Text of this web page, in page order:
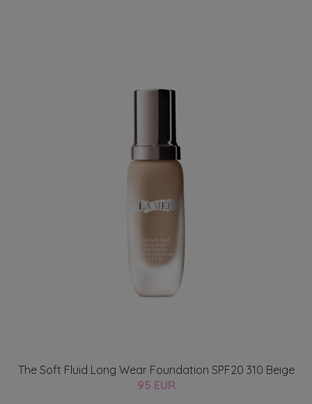
The Soft Fluid Long Wear Foundation SPF20 310 Beige
95 EUR